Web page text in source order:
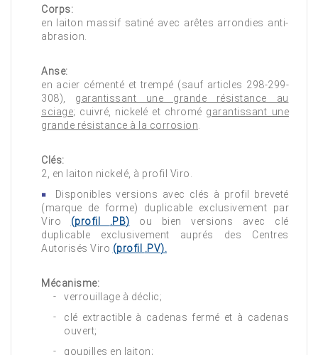
Corps:
en laiton massif satiné avec arêtes arrondies anti-
abrasion.
Anse:
en acier cémenté et trempé (sauf articles 298-299-
308), garantissant une grande résistance au
sciage; cuivré, nickelé et chromé garantissant une
grande résistance à la corrosion
Clés:
2, en laiton nickelé, à profil Viro.
Disponibles versions avec clés à profil breveté
(marque de forme) duplicable exclusivement par
Viro (profil .PB) ou bien versions avec clé
duplicable exclusivement auprés des Centres
Autorisés Viro (profil .PV).
Mécanisme:
verrouillage à déclic;
clé extractible à cadenas fermé et à cadenas
ouvert;
goupilles en laiton;